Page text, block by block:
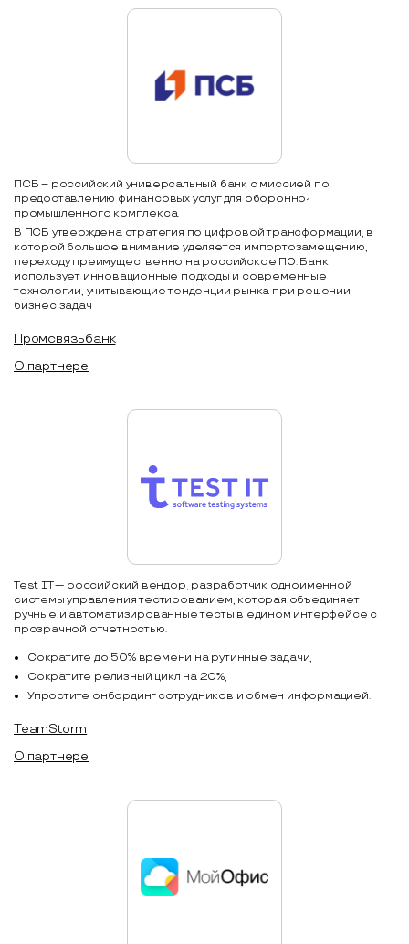
ПСБ – российский универсальный банк с миссией по
предоставлению финансовых услуг для оборонно-
промышленного комплекса.
В ПСБ утверждена стратегия по цифровой трансформации, в
которой большое внимание уделяется импортозамещению,
переходу преимущественно на российское ПО. Банк
использует инновационные подходы и современные
технологии, учитывающие тенденции рынка при решении
бизнес задач
Промсвязьбанк
О партнере
Test IT — российский вендор, разработчик одноименной
системы управления тестированием, которая объединяет
ручные и автоматизированные тесты в едином интерфейсе с
прозрачной отчетностью.
Сократите до 50% времени на рутинные задачи,
Сократите релизный цикл на 20%,
Упростите онбординг сотрудников и обмен информацией.
TeamStorm
О партнере